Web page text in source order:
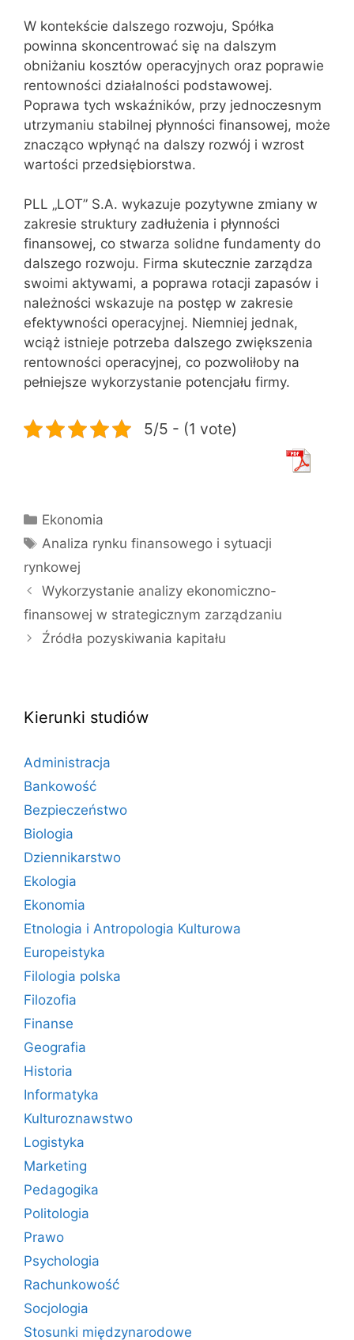
W kontekście dalszego rozwoju, Spółka
powinna skoncentrować się na dalszym
obniżaniu kosztów operacyjnych oraz poprawie
rentowności działalności podstawowej.
Poprawa tych wskaźników, przy jednoczesnym
utrzymaniu stabilnej płynności finansowej, może
znacząco wpłynąć na dalszy rozwój i wzrost
wartości przedsiębiorstwa.
PLL „LOT” S.A. wykazuje pozytywne zmiany w
zakresie struktury zadłużenia i płynności
finansowej, co stwarza solidne fundamenty do
dalszego rozwoju. Firma skutecznie zarządza
swoimi aktywami, a poprawa rotacji zapasów i
należności wskazuje na postęp w zakresie
efektywności operacyjnej. Niemniej jednak,
wciąż istnieje potrzeba dalszego zwiększenia
rentowności operacyjnej, co pozwoliłoby na
pełniejsze wykorzystanie potencjału firmy.
5/5 - (1 vote)
Kategorie
Ekonomia
Tagi
Analiza rynku finansowego i sytuacji
rynkowej
Wykorzystanie analizy ekonomiczno-
finansowej w strategicznym zarządzaniu
Źródła pozyskiwania kapitału
Kierunki studiów
Administracja
Bankowość
Bezpieczeństwo
Biologia
Dziennikarstwo
Ekologia
Ekonomia
Etnologia i Antropologia Kulturowa
Europeistyka
Filologia polska
Filozofia
Finanse
Geografia
Historia
Informatyka
Kulturoznawstwo
Logistyka
Marketing
Pedagogika
Politologia
Prawo
Psychologia
Rachunkowość
Socjologia
Stosunki międzynarodowe